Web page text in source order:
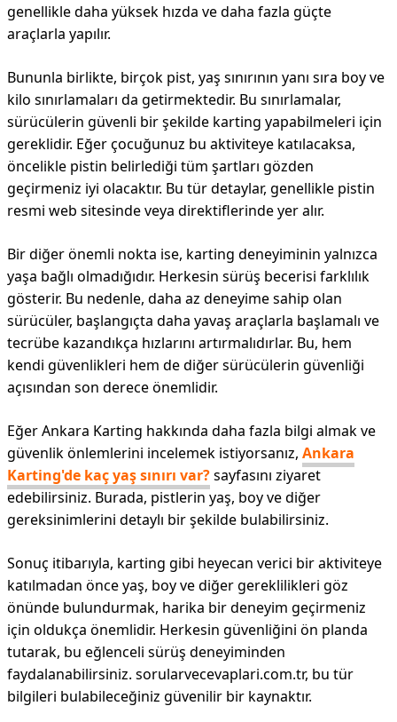
genellikle daha yüksek hızda ve daha fazla güçte
araçlarla yapılır.
Bununla birlikte, birçok pist, yaş sınırının yanı sıra boy ve
kilo sınırlamaları da getirmektedir. Bu sınırlamalar,
sürücülerin güvenli bir şekilde karting yapabilmeleri için
gereklidir. Eğer çocuğunuz bu aktiviteye katılacaksa,
öncelikle pistin belirlediği tüm şartları gözden
geçirmeniz iyi olacaktır. Bu tür detaylar, genellikle pistin
resmi web sitesinde veya direktiflerinde yer alır.
Bir diğer önemli nokta ise, karting deneyiminin yalnızca
yaşa bağlı olmadığıdır. Herkesin sürüş becerisi farklılık
gösterir. Bu nedenle, daha az deneyime sahip olan
sürücüler, başlangıçta daha yavaş araçlarla başlamalı ve
tecrübe kazandıkça hızlarını artırmalıdırlar. Bu, hem
kendi güvenlikleri hem de diğer sürücülerin güvenliği
açısından son derece önemlidir.
Eğer Ankara Karting hakkında daha fazla bilgi almak ve
güvenlik önlemlerini incelemek istiyorsanız, Ankara
Karting'de kaç yaş sınırı var?sayfasını ziyaret
edebilirsiniz. Burada, pistlerin yaş, boy ve diğer
gereksinimlerini detaylı bir şekilde bulabilirsiniz.
Sonuç itibarıyla, karting gibi heyecan verici bir aktiviteye
katılmadan önce yaş, boy ve diğer gereklilikleri göz
önünde bulundurmak, harika bir deneyim geçirmeniz
için oldukça önemlidir. Herkesin güvenliğini ön planda
tutarak, bu eğlenceli sürüş deneyiminden
faydalanabilirsiniz. sorularvecevaplari.com.tr, bu tür
bilgileri bulabileceğiniz güvenilir bir kaynaktır.